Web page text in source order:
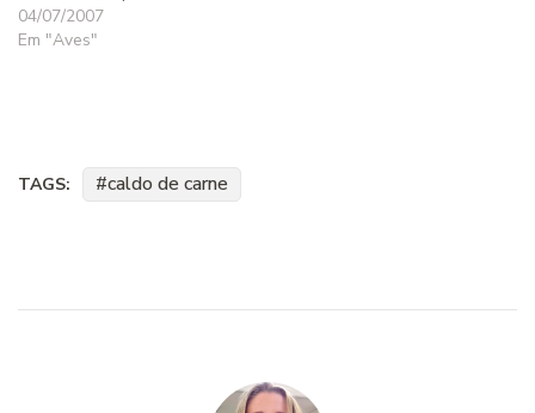
**** Na verdade o frango só
foi assim cru para a panela
04/07/2007
Em "Aves"
TAGS: caldo de carne